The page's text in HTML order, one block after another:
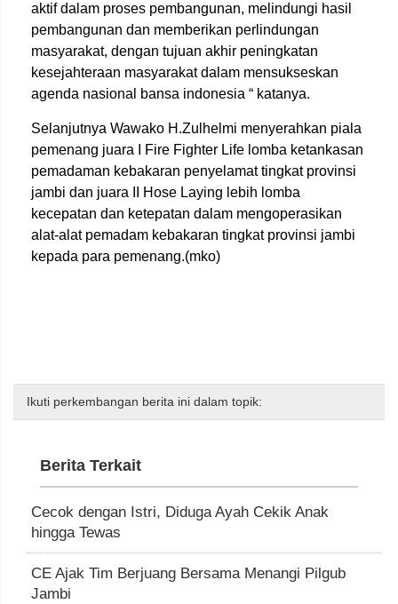
aktif dalam proses pembangunan, melindungi hasil
pembangunan dan memberikan perlindungan
masyarakat, dengan tujuan akhir peningkatan
kesejahteraan masyarakat dalam mensukseskan
agenda nasional bansa indonesia “ katanya.
Selanjutnya Wawako H.Zulhelmi menyerahkan piala
pemenang juara I Fire Fighter Life lomba ketankasan
pemadaman kebakaran penyelamat tingkat provinsi
jambi dan juara II Hose Laying lebih lomba
kecepatan dan ketepatan dalam mengoperasikan
alat-alat pemadam kebakaran tingkat provinsi jambi
kepada para pemenang.(mko)
Ikuti perkembangan berita ini dalam topik:
Berita Terkait
Cecok dengan Istri, Diduga Ayah Cekik Anak
hingga Tewas
CE Ajak Tim Berjuang Bersama Menangi Pilgub
Jambi